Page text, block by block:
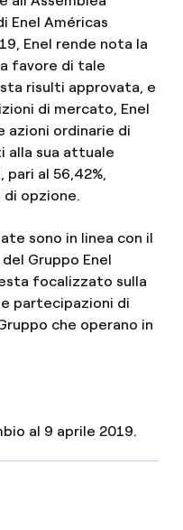
Enel Américas
Enel rende nota la
favore di tale
risulti approvata, e
di mercato, Enel
ordinarie di
alla sua attuale
al 56,42%,
opzione.
sono in linea con il
Gruppo Enel
focalizzato sulla
partecipazioni di
che operano in
al 9 aprile 2019.